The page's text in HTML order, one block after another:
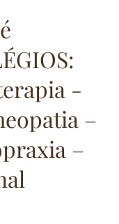
-
–
–